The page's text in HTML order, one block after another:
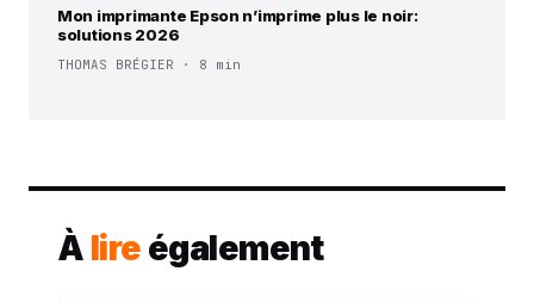
Mon imprimante Epson n’imprime plus le noir:
solutions 2026
THOMAS BRÉGIER · 8 min
À lire également